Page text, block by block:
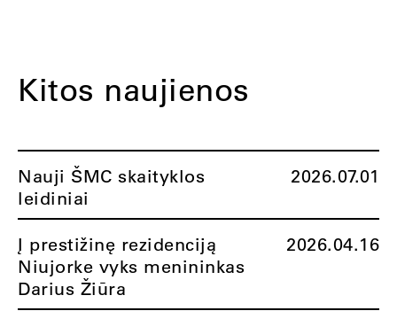
Kitos naujienos
Nauji ŠMC skaityklos
leidiniai
2026.07.01
Į prestižinę rezidenciją
Niujorke vyks menininkas
Darius Žiūra
2026.04.16